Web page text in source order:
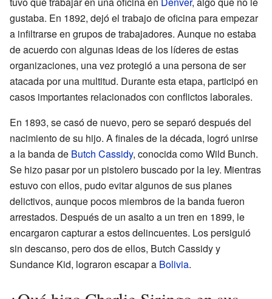
gustaba. En 1892, dejó el trabajo de oficina para empezar
a infiltrarse en grupos de trabajadores. Aunque no estaba
de acuerdo con algunas ideas de los líderes de estas
organizaciones, una vez protegió a una persona de ser
atacada por una multitud. Durante esta etapa, participó en
casos importantes relacionados con conflictos laborales.
En 1893, se casó de nuevo, pero se separó después del
nacimiento de su hijo. A finales de la década, logró unirse
a la banda de Butch Cassidy, conocida como Wild Bunch.
Se hizo pasar por un pistolero buscado por la ley. Mientras
estuvo con ellos, pudo evitar algunos de sus planes
delictivos, aunque pocos miembros de la banda fueron
arrestados. Después de un asalto a un tren en 1899, le
encargaron capturar a estos delincuentes. Los persiguió
sin descanso, pero dos de ellos, Butch Cassidy y
Sundance Kid, lograron escapar a Bolivia.